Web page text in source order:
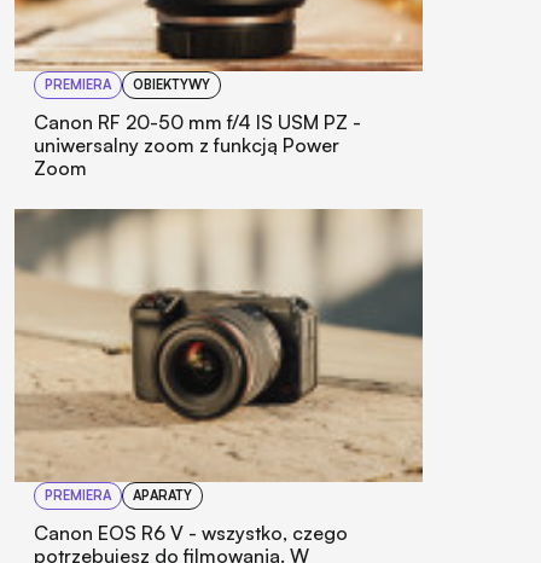
PREMIERA OBIEKTYWY
Canon RF 20-50 mm f/4 IS USM PZ -
uniwersalny zoom z funkcją Power
Zoom
PREMIERA APARATY
Canon EOS R6 V - wszystko, czego
potrzebujesz do filmowania. W